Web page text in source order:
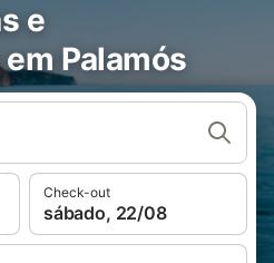
e
Palamós
Check-out
sábado, 22/08